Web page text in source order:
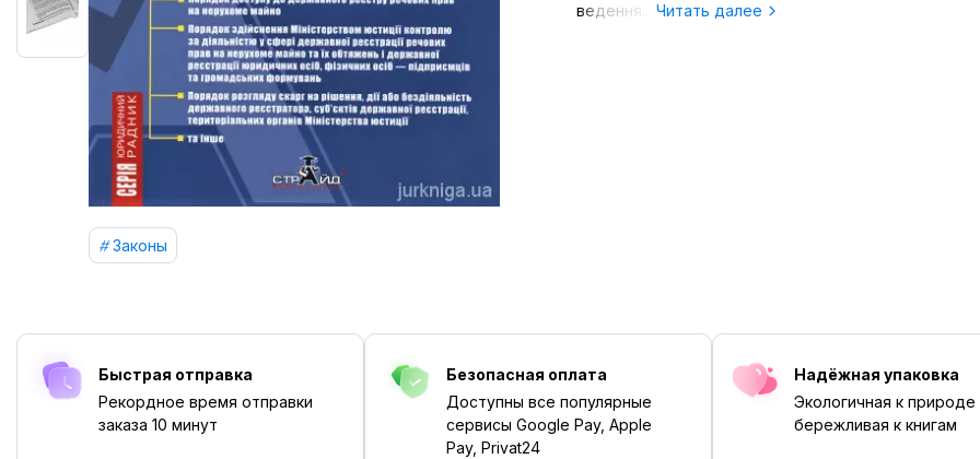
Законы
ведення... Читать далее
Быстрая отправка
Рекордное время отправки
заказа 10 минут
Безопасная оплата
Доступны все популярные
сервисы Google Pay, Apple
Pay, Privat24
Надёжная упаковка
Экологичная к природе
бережливая к книгам